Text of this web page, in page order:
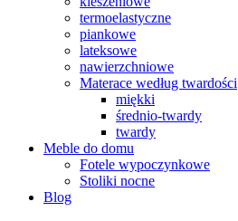
termoelastyczne
piankowe
lateksowe
nawierzchniowe
Materace według twardości
miękki
średnio-twardy
twardy
Meble do domu
Fotele wypoczynkowe
Stoliki nocne
Blog